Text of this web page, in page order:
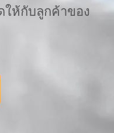
ให้กับลูกค้าของ